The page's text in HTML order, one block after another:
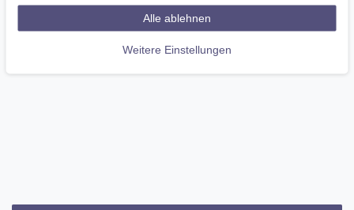
UV-Schutz, um die Haut vor Sonneneinstrahlung zu schützen.
Lasergeschnittener Halbmond-Saum und Ärmelabschluss.
Abgerundete Seitennähte, Verzierung an der Seitennaht und am
Ärmel und Strasssteine auf der Brust.
Alle ablehnen
Weitere Einstellungen